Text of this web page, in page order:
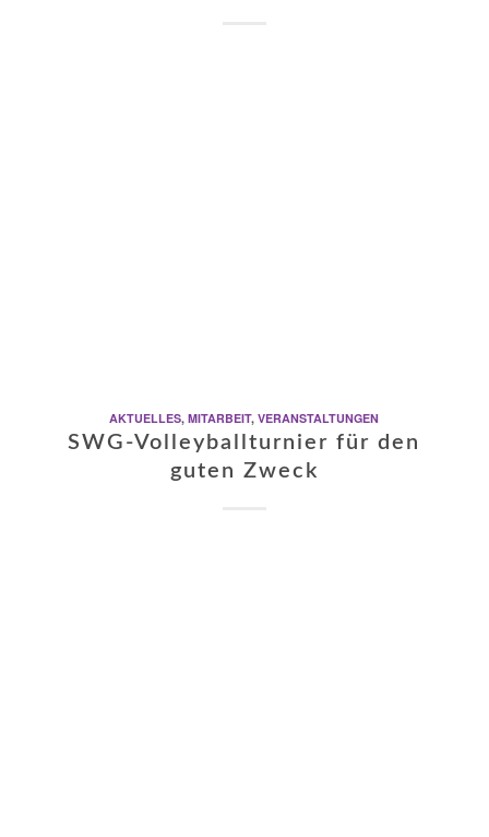
AKTUELLES,MITARBEIT,VERANSTALTUNGEN
SWG-Volleyballturnier für den
guten Zweck